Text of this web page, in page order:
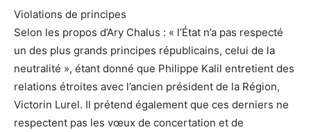
Violations de principes
Selon les propos d’Ary Chalus : « l’État n’a pas respecté
un des plus grands principes républicains, celui de la
neutralité », étant donné que Philippe Kalil entretient des
relations étroites avec l’ancien président de la Région,
Victorin Lurel. Il prétend également que ces derniers ne
respectent pas les vœux de concertation et de